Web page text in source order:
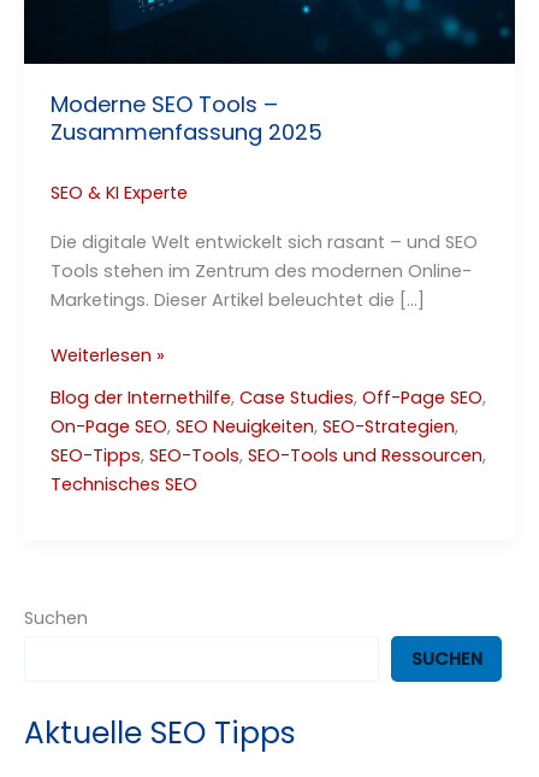
Moderne SEO Tools –
Zusammenfassung 2025
SEO & KI Experte
Die digitale Welt entwickelt sich rasant – und SEO
Tools stehen im Zentrum des modernen Online-
Marketings. Dieser Artikel beleuchtet die […]
Moderne
Tools
–
Zusammenfassung
2025
Weiterlesen »
Blog der Internethilfe, Case Studies, Off-Page SEO,
On-Page SEO, SEO Neuigkeiten, SEO-Strategien,
SEO-Tipps, SEO-Tools, SEO-Tools und Ressourcen,
Technisches SEO
Suchen
SUCHEN
Aktuelle SEO Tipps